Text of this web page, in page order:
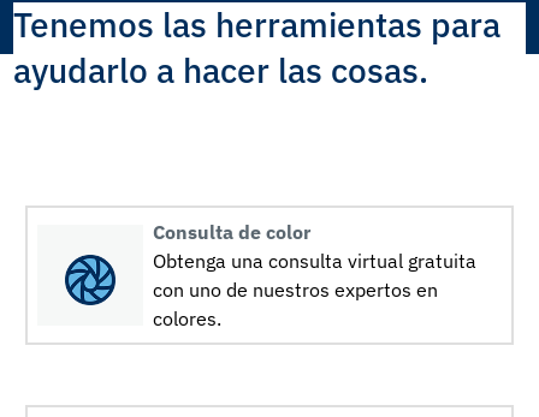
Tenemos las herramientas para
ayudarlo a hacer las cosas.
Consulta de color
Obtenga una consulta virtual gratuita
con uno de nuestros expertos en
colores.